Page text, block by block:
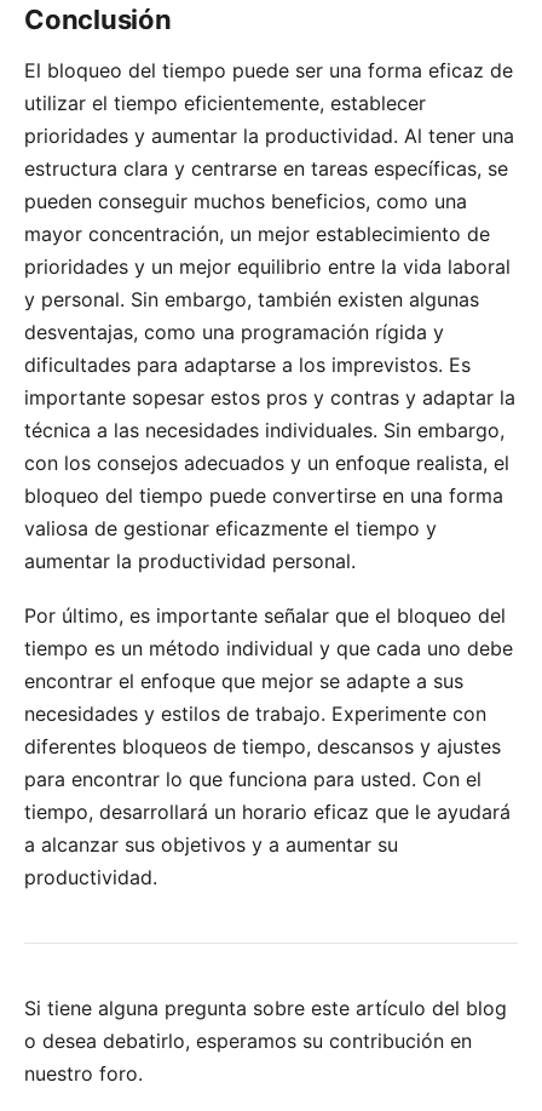
Conclusión
El bloqueo del tiempo puede ser una forma eficaz de
utilizar el tiempo eficientemente, establecer
prioridades y aumentar la productividad. Al tener una
estructura clara y centrarse en tareas específicas, se
pueden conseguir muchos beneficios, como una
mayor concentración, un mejor establecimiento de
prioridades y un mejor equilibrio entre la vida laboral
y personal. Sin embargo, también existen algunas
desventajas, como una programación rígida y
dificultades para adaptarse a los imprevistos. Es
importante sopesar estos pros y contras y adaptar la
técnica a las necesidades individuales. Sin embargo,
con los consejos adecuados y un enfoque realista, el
bloqueo del tiempo puede convertirse en una forma
valiosa de gestionar eficazmente el tiempo y
aumentar la productividad personal.
Por último, es importante señalar que el bloqueo del
tiempo es un método individual y que cada uno debe
encontrar el enfoque que mejor se adapte a sus
necesidades y estilos de trabajo. Experimente con
diferentes bloqueos de tiempo, descansos y ajustes
para encontrar lo que funciona para usted. Con el
tiempo, desarrollará un horario eficaz que le ayudará
a alcanzar sus objetivos y a aumentar su
productividad.
Si tiene alguna pregunta sobre este artículo del blog
o desea debatirlo, esperamos su contribución en
nuestro foro.